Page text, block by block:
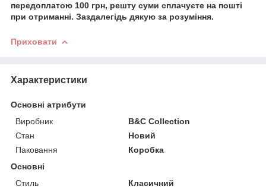
передоплатою 100 грн, решту суми сплачуєте на пошті
при отриманні. Заздалегідь дякую за розуміння.
Приховати
Характеристики
Основні атрибути
Виробник
B&C Collection
Стан
Новий
Паковання
Коробка
Основні
Стиль
Класичний